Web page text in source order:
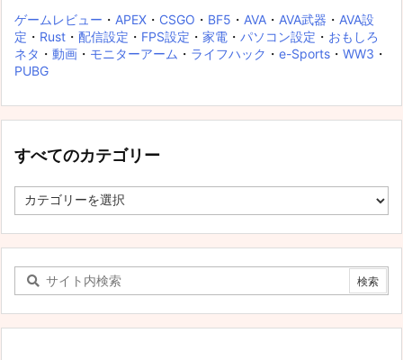
ゲームレビュー ・ APEX ・ CSGO ・ BF5 ・ AVA ・ AVA武器 ・ AVA設
定 ・ Rust ・ 配信設定 ・ FPS設定 ・ 家電 ・ パソコン設定 ・ おもしろ
ネタ ・ 動画 ・ モニターアーム ・ ライフハック ・ e-Sports ・ WW3 ・
PUBG
すべてのカテゴリー
べ
の
ゴ
リ
ー